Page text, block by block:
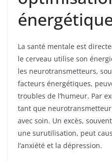
La santé mentale est
le cerveau utilise son
les neurotransmetteurs,
facteurs énergétiques,
troubles de l’humeur. Par
tant que
avec soin. Un excès,
une surutilisation, peut
l’anxiété et la dépression.